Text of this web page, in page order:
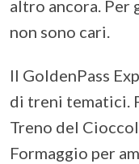
altro ancora. Per
non sono cari.
Il GoldenPass
di treni tematici.
Treno del
Formaggio per